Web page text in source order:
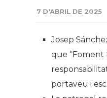
7 D'ABRIL DE 2025
Josep
que
portaveu i